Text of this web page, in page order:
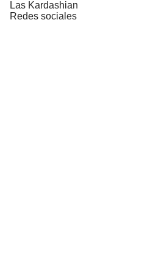
Las Kardashian
Redes sociales